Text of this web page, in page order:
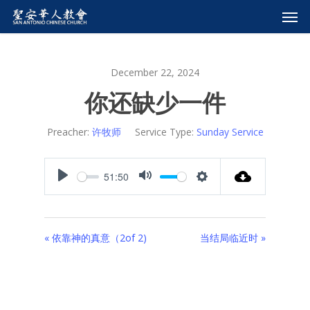
December 22, 2024
你还缺少一件
Preacher: 许牧师 Service Type: Sunday Service
51:50
« 依靠神的真意（2of 2) 当结局临近时 »